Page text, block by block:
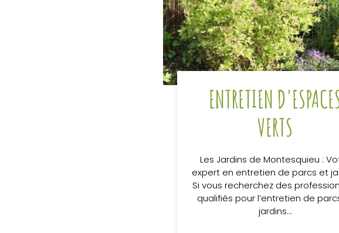
ENTRETIEN
VERTS
Les Jardins de Montesquieu :
expert en entretien de parcs et
Si vous recherchez des
qualifiés pour l’entretien de
jardins…